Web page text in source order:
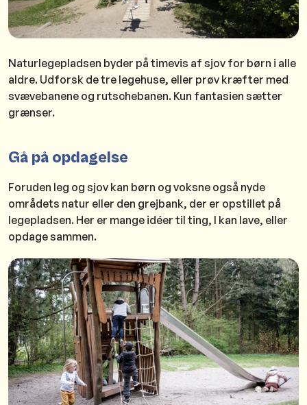
Naturlegepladsen byder på timevis af sjov for børn i alle
aldre. Udforsk de tre legehuse, eller prøv kræfter med
svævebanene og rutschebanen. Kun fantasien sætter
grænser.
Gå på opdagelse
Foruden leg og sjov kan børn og voksne også nyde
områdets natur eller den grejbank, der er opstillet på
legepladsen. Her er mange idéer til ting, I kan lave, eller
opdage sammen.